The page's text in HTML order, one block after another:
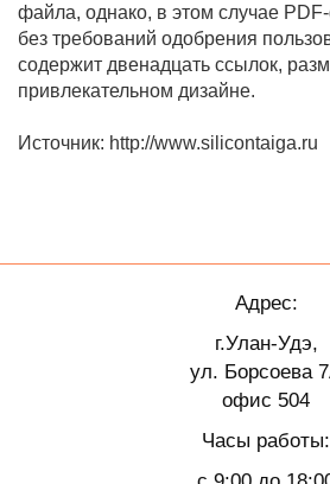
файла, однако, в этом случае
без требований одобрения
содержит двенадцать ссылок,
привлекательном дизайне.
Источник: http://www.silicontaiga.ru
Адрес:
г.Улан-Удэ,
ул. Борсоева
офис 504
Часы работы: